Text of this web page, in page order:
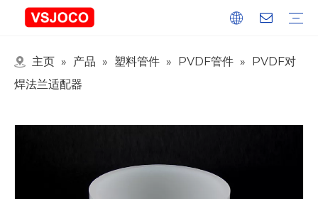
主页 » 产品 » 塑料管件 » PVDF管件 » PVDF对
焊法兰适配器